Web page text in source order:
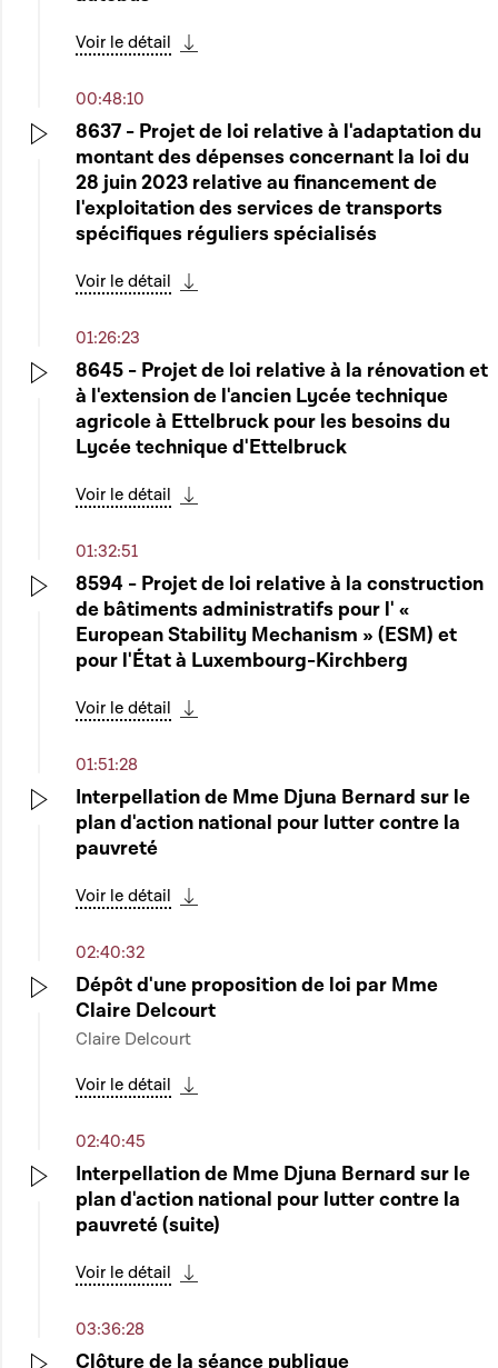
Voir le détail
00:48:10
8637 - Projet de loi relative à l'adaptation du
montant des dépenses concernant la loi du
28 juin 2023 relative au financement de
l'exploitation des services de transports
spécifiques réguliers spécialisés
Voir le détail
Play
01:26:23
8645 - Projet de loi relative à la rénovation et
à l'extension de l'ancien Lycée technique
agricole à Ettelbruck pour les besoins du
Lycée technique d'Ettelbruck
Voir le détail
Play
01:32:51
8594 - Projet de loi relative à la construction
de bâtiments administratifs pour l' «
European Stability Mechanism » (ESM) et
pour l'État à Luxembourg-Kirchberg
Voir le détail
Play
01:51:28
Interpellation de Mme Djuna Bernard sur le
plan d'action national pour lutter contre la
pauvreté
Voir le détail
Play
02:40:32
Dépôt d'une proposition de loi par Mme
Claire Delcourt
Claire Delcourt
Voir le détail
02:40:45
Interpellation de Mme Djuna Bernard sur le
plan d'action national pour lutter contre la
pauvreté (suite)
Voir le détail
Play
03:36:28
Clôture de la séance publique